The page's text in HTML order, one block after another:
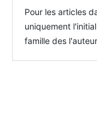
Pour les articles
uniquement
famille des